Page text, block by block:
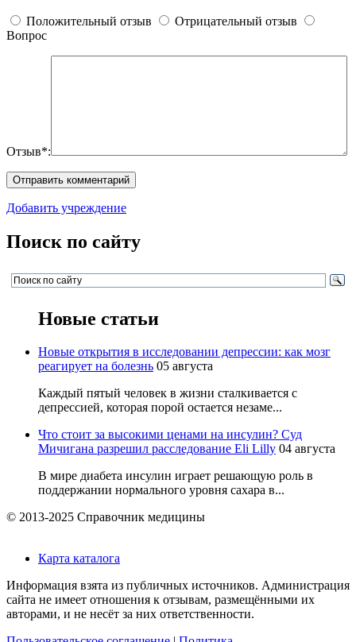
Положительный отзыв
Отрицательный отзыв
Вопрос
Отзыв*:
Добавить учреждение
Поиск по сайту
Новые статьи
Новые открытия в исследовании депрессии: как мозг
реагирует на болезнь 05 августа
Каждый пятый человек в жизни сталкивается с
депрессией, которая порой остается незаме...
Что стоит за высокими ценами на инсулин? Суд
Мичигана разрешил расследование Eli Lilly 04 августа
В мире диабета инсулин играет решающую роль в
поддержании нормального уровня сахара в...
© 2013-2025 Справочник медицины
Карта каталога
Информация взята из публичных источников. Администрация
сайта не имеет отношения к отзывам, размещёнными их
авторами, и не несёт за них ответственности.